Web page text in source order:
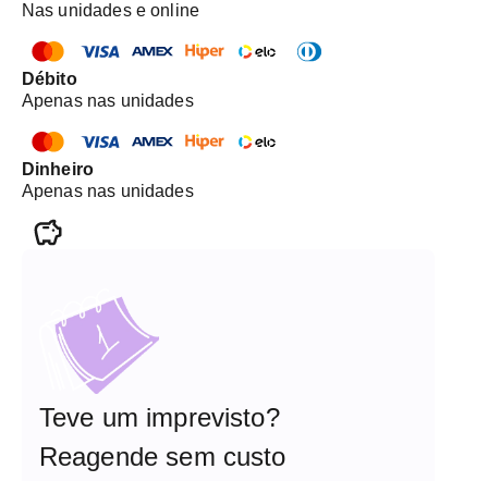
Nas unidades e online
Débito
Apenas nas unidades
Dinheiro
Apenas nas unidades
Teve um imprevisto?
Reagende sem custo